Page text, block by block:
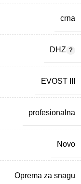
crna
DHZ
EVOST III
profesionalna
Novo
Oprema za snagu